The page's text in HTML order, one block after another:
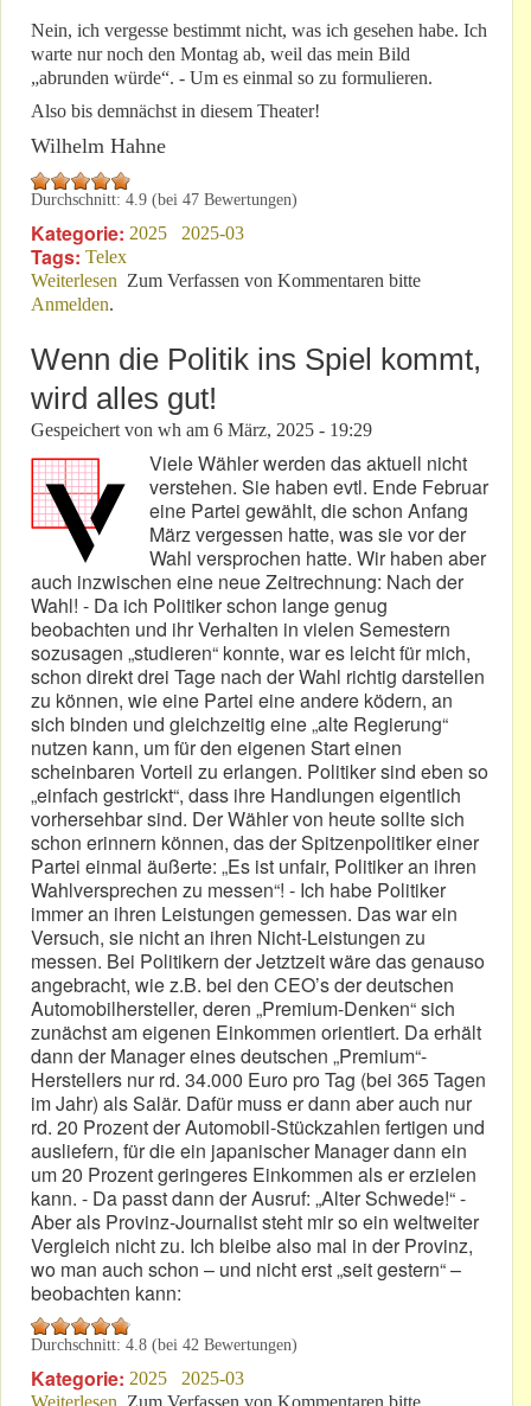
Nein, ich vergesse bestimmt nicht, was ich gesehen habe. Ich
warte nur noch den Montag ab, weil das mein Bild
„abrunden würde“. - Um es einmal so zu formulieren.
Also bis demnächst in diesem Theater!
Wilhelm Hahne
Durchschnitt: 4.9 (bei 47 Bewertungen)
Kategorie: 2025 2025-03
Tags: Telex
Weiterlesen über 9. März 2025: Liebe Leserin, lieber Leser!
Zum Verfassen von Kommentaren bitte
Anmelden.
Wenn die Politik ins Spiel kommt,
wird alles gut!
Gespeichert von wh am 6 März, 2025 - 19:29
Viele Wähler werden das aktuell nicht
verstehen. Sie haben evtl. Ende Februar
eine Partei gewählt, die schon Anfang
März vergessen hatte, was sie vor der
Wahl versprochen hatte. Wir haben aber
auch inzwischen eine neue Zeitrechnung: Nach der
Wahl! - Da ich Politiker schon lange genug
beobachten und ihr Verhalten in vielen Semestern
sozusagen „studieren“ konnte, war es leicht für mich,
schon direkt drei Tage nach der Wahl richtig darstellen
zu können, wie eine Partei eine andere ködern, an
sich binden und gleichzeitig eine „alte Regierung“
nutzen kann, um für den eigenen Start einen
scheinbaren Vorteil zu erlangen. Politiker sind eben so
„einfach gestrickt“, dass ihre Handlungen eigentlich
vorhersehbar sind. Der Wähler von heute sollte sich
schon erinnern können, das der Spitzenpolitiker einer
Partei einmal äußerte: „Es ist unfair, Politiker an ihren
Wahlversprechen zu messen“! - Ich habe Politiker
immer an ihren Leistungen gemessen. Das war ein
Versuch, sie nicht an ihren Nicht-Leistungen zu
messen. Bei Politikern der Jetztzeit wäre das genauso
angebracht, wie z.B. bei den CEO’s der deutschen
Automobilhersteller, deren „Premium-Denken“ sich
zunächst am eigenen Einkommen orientiert. Da erhält
dann der Manager eines deutschen „Premium“-
Herstellers nur rd. 34.000 Euro pro Tag (bei 365 Tagen
im Jahr) als Salär. Dafür muss er dann aber auch nur
rd. 20 Prozent der Automobil-Stückzahlen fertigen und
ausliefern, für die ein japanischer Manager dann ein
um 20 Prozent geringeres Einkommen als er erzielen
kann. - Da passt dann der Ausruf: „Alter Schwede!“ -
Aber als Provinz-Journalist steht mir so ein weltweiter
Vergleich nicht zu. Ich bleibe also mal in der Provinz,
wo man auch schon – und nicht erst „seit gestern“ –
beobachten kann:
Durchschnitt: 4.8 (bei 42 Bewertungen)
Kategorie: 2025
2025-03